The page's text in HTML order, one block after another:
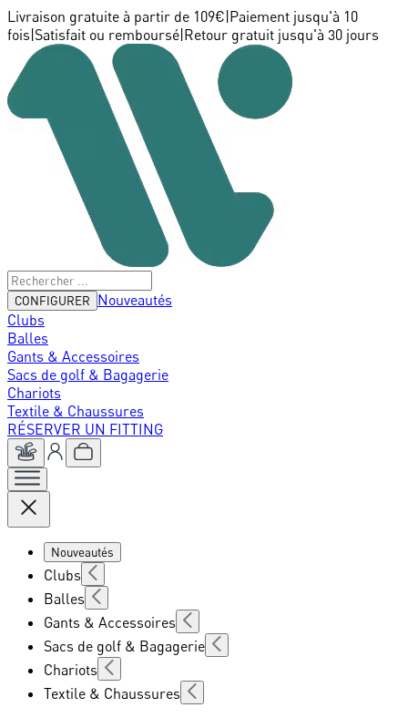
Livraison gratuite à partir de 109€ Paiement jusqu'à 10
fois Satisfait ou remboursé Retour gratuit jusqu'à 30 jours
CONFIGURER
Nouveautés
Clubs
Balles
Gants & Accessoires
Sacs de golf & Bagagerie
Chariots
Textile & Chaussures
RÉSERVER UN FITTING
Nouveautés
Clubs
Balles
Gants & Accessoires
Sacs de golf & Bagagerie
Chariots
Textile & Chaussures